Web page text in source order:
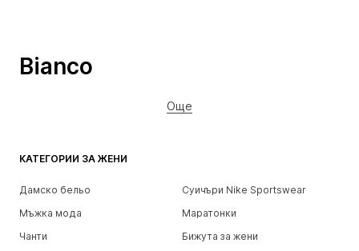
КАТЕГОРИИ ЗА ЖЕНИ
Дамско бельо
Суичъри Nike Sportswear
Мъжка мода
Маратонки
Чанти
Бижута за жени
Bianco
Още